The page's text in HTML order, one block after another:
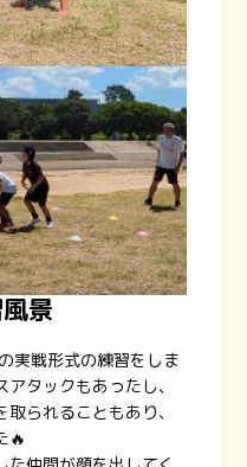
景
実戦形式の練習をしま
タックもあったし、
られることもあり、
🔥